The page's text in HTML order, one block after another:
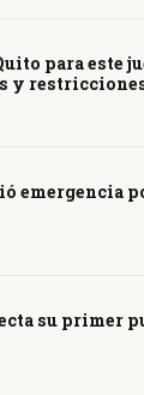
jueves 31 de julio de
y
emergencia
su primer